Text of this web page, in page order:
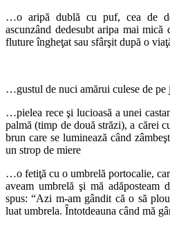
…o aripă dublă cu puf, cea de
ascunzând dedesubt aripa mai
fluture îngheţat sau sfârşit după o
…gustul de nuci amărui culese de pe
…pielea rece şi lucioasă a unei
palmă (timp de două străzi), a cărei
brun care se luminează când
un strop de miere
…o fetiţă cu o umbrelă portocalie,
aveam umbrelă şi mă adăposteam
spus: “Azi m-am gândit că o să
luat umbrela. Întotdeauna când mă